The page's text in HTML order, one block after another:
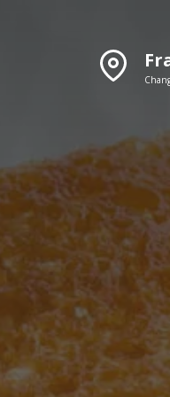
ÉDITION